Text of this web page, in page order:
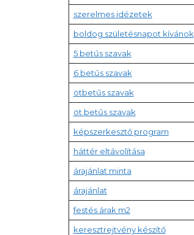
szerelmes idézetek
boldog születésnapot kívánok
5 betűs szavak
6 betűs szavak
ötbetűs szavak
öt betűs szavak
képszerkesztő program
háttér eltávolítása
árajánlat minta
árajánlat
festés árak m2
keresztrejtvény készítő